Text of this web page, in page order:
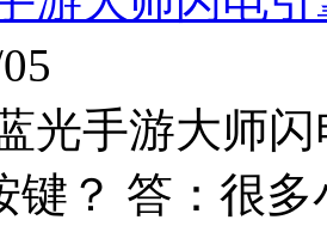
光手游大师
键？ 答：很